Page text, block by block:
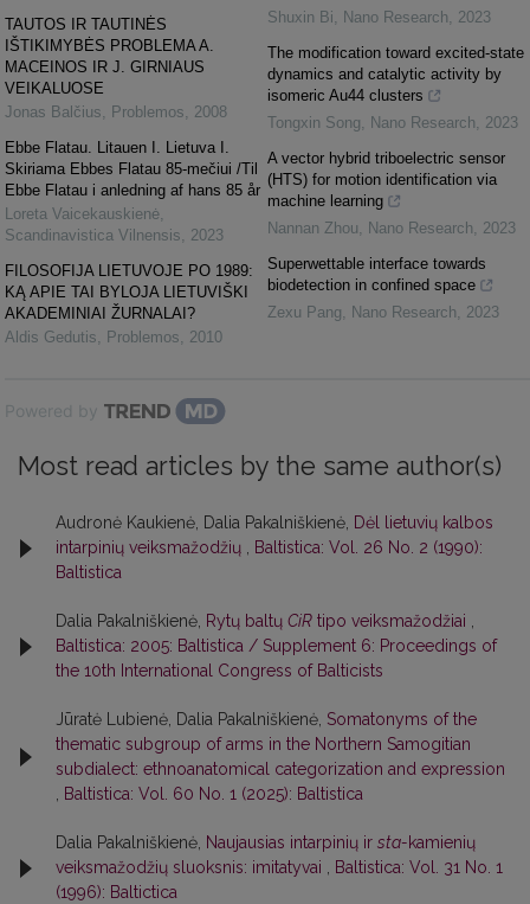
TAUTOS IR TAUTINĖS
IŠTIKIMYBĖS PROBLEMA A.
MACEINOS IR J. GIRNIAUS
VEIKALUOSE
Jonas Balčius, Problemos, 2008
Ebbe Flatau. Litauen I. Lietuva I.
Skiriama Ebbes Flatau 85-mečiui /Til
Ebbe Flatau i anledning af hans 85 år
Loreta Vaicekauskienė,
Scandinavistica Vilnensis, 2023
FILOSOFIJA LIETUVOJE PO 1989:
KĄ APIE TAI BYLOJA LIETUVIŠKI
AKADEMINIAI ŽURNALAI?
Aldis Gedutis, Problemos, 2010
Shuxin Bi, Nano Research, 2023
The modification toward excited-state
dynamics and catalytic activity by
isomeric Au44 clusters
Tongxin Song, Nano Research, 2023
A vector hybrid triboelectric sensor
(HTS) for motion identification via
machine learning
Nannan Zhou, Nano Research, 2023
Superwettable interface towards
biodetection in confined space
Zexu Pang, Nano Research, 2023
Powered by
Most read articles by the same author(s)
Audronė Kaukienė, Dalia Pakalniškienė, Dėl lietuvių kalbos
intarpinių veiksmažodžių
Baltistica: Vol. 26 No. 2 (1990):
Baltistica
Dalia Pakalniškienė, Rytų baltų CiR tipo veiksmažodžiai
Baltistica: 2005: Baltistica / Supplement 6: Proceedings of
the 10th International Congress of Balticists
Jūratė Lubienė, Dalia Pakalniškienė, Somatonyms of the
thematic subgroup of arms in the Northern Samogitian
subdialect: ethnoanatomical categorization and expression
Baltistica: Vol. 60 No. 1 (2025): Baltistica
Dalia Pakalniškienė, Naujausias intarpinių ir sta-kamienių
veiksmažodžių sluoksnis: imitatyvai
Baltistica: Vol. 31 No. 1
(1996): Baltictica